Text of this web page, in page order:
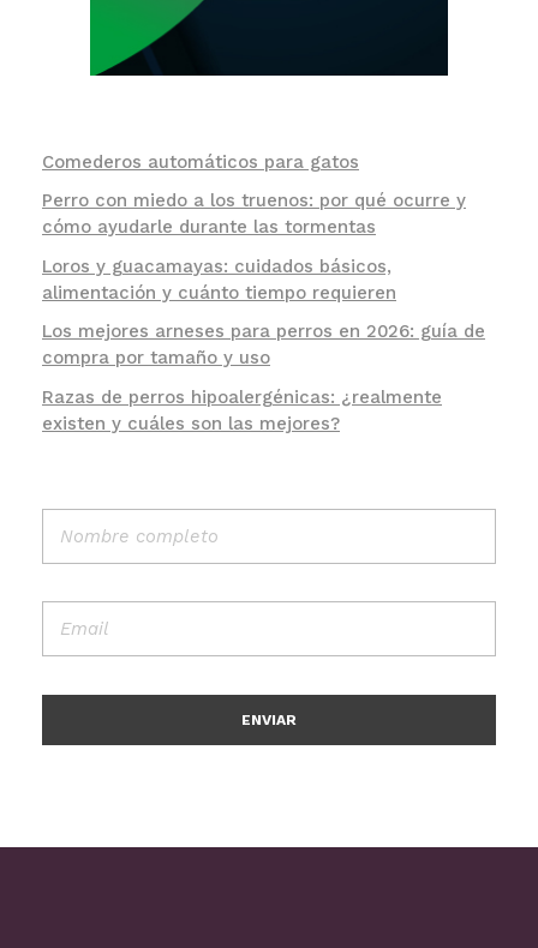
Comederos automáticos para gatos
Perro con miedo a los truenos: por qué ocurre y
cómo ayudarle durante las tormentas
Loros y guacamayas: cuidados básicos,
alimentación y cuánto tiempo requieren
Los mejores arneses para perros en 2026: guía de
compra por tamaño y uso
Razas de perros hipoalergénicas: ¿realmente
existen y cuáles son las mejores?